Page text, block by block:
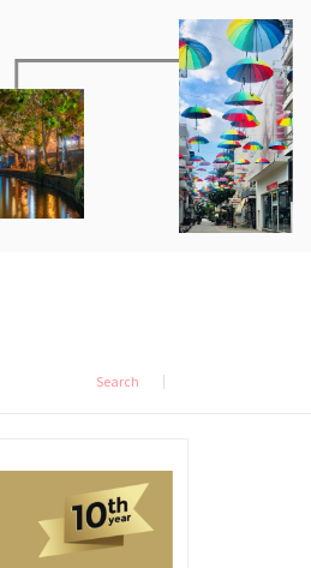
Search